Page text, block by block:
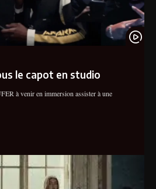
le capot en studio
à venir en immersion assister à une